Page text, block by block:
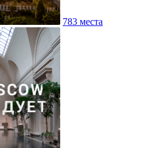
783 места